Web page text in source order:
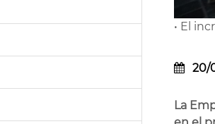
• El
20/
La